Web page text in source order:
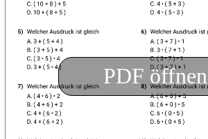
PDF öffnen